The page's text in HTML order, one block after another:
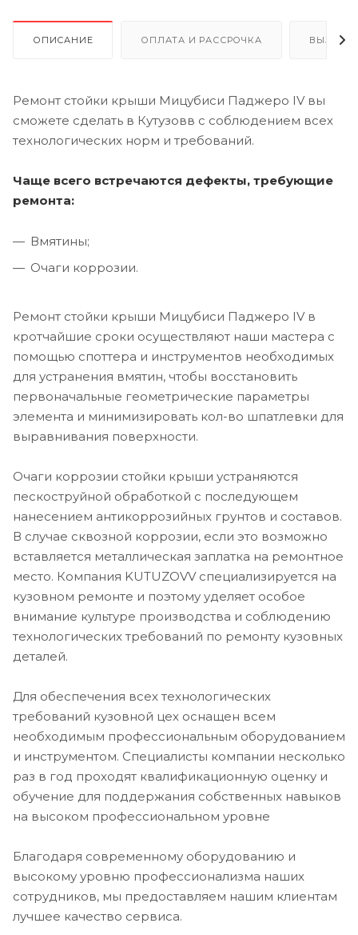
ОПИСАНИЕ ОПЛАТА И РАССРОЧКА ВЫЗОВ
Ремонт стойки крыши Мицубиси Паджеро IV вы
сможете сделать в Кутузовв с соблюдением всех
технологических норм и требований.
Чаще всего встречаются дефекты, требующие
ремонта:
Вмятины;
Очаги коррозии.
Ремонт стойки крыши Мицубиси Паджеро IV в
кротчайшие сроки осуществляют наши мастера с
помощью споттера и инструментов необходимых
для устранения вмятин, чтобы восстановить
первоначальные геометрические параметры
элемента и минимизировать кол-во шпатлевки для
выравнивания поверхности.
Очаги коррозии стойки крыши устраняются
пескоструйной обработкой с последующем
нанесением антикоррозийных грунтов и составов.
В случае сквозной коррозии, если это возможно
вставляется металлическая заплатка на ремонтное
место. Компания KUTUZOVV специализируется на
кузовном ремонте и поэтому уделяет особое
внимание культуре производства и соблюдению
технологических требований по ремонту кузовных
деталей.
Для обеспечения всех технологических
требований кузовной цех оснащен всем
необходимым профессиональным оборудованием
и инструментом. Специалисты компании несколько
раз в год проходят квалификационную оценку и
обучение для поддержания собственных навыков
на высоком профессиональном уровне
Благодаря современному оборудованию и
высокому уровню профессионализма наших
сотрудников, мы предоставляем нашим клиентам
лучшее качество сервиса.